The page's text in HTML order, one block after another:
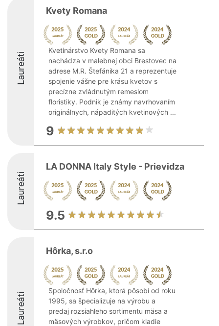
Laureáti
Kvety Romana
Kvetinárstvo Kvety Romana sa
nachádza v malebnej obci Brestovec na
adrese M.R. Štefánika 21 a reprezentuje
spojenie vášne pre krásu kvetov s
precízne zvládnutým remeslom
floristiky. Podnik je známy navrhovaním
originálnych, nápaditých kvetinových ...
9
Laureáti
LA DONNA Italy Style - Prievidza
9.5
Laureáti
Hôrka, s.r.o
Spoločnosť Hôrka, ktorá pôsobí od roku
1995, sa špecializuje na výrobu a
predaj rozsiahleho sortimentu mäsa a
mäsových výrobkov, pričom kladie